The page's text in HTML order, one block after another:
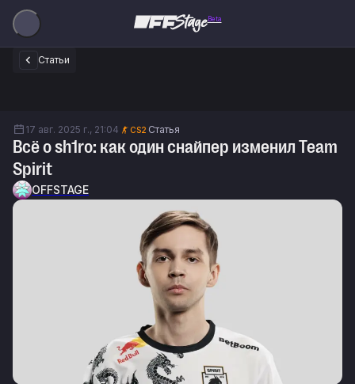
Beta
Статьи
17 авг. 2025 г., 21:04 CS2 Статья
Всё о sh1ro: как один снайпер изменил Team
Spirit
OFFSTAGE